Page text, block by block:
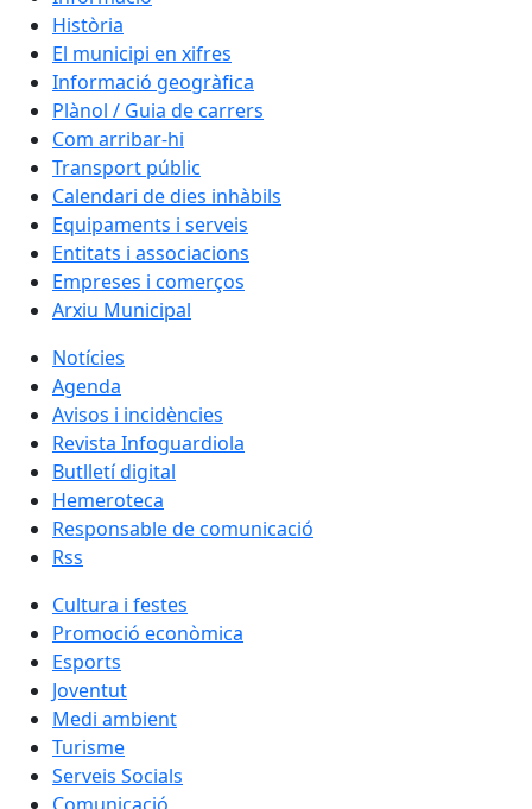
Història
El municipi en xifres
Informació geogràfica
Plànol / Guia de carrers
Com arribar-hi
Transport públic
Calendari de dies inhàbils
Equipaments i serveis
Entitats i associacions
Empreses i comerços
Arxiu Municipal
Notícies
Agenda
Avisos i incidències
Revista Infoguardiola
Butlletí digital
Hemeroteca
Responsable de comunicació
Rss
Cultura i festes
Promoció econòmica
Esports
Joventut
Medi ambient
Turisme
Serveis Socials